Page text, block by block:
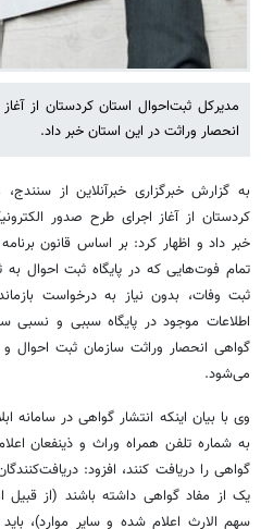
مدیرکل ثبت‌احوال استان کردستان از
انحصار وراثت در این استان خبر داد.
به گزارش خبرگزاری خبرآنلاین از
کردستان از آغاز اجرای طرح صدور
خبر داد و اظهار کرد: بر اساس قانون
ثبت وفات، بدون نیاز به درخواست
اطلاعات موجود در پایگاه سببی و نسبی
گواهی انحصار وراثت سازمان ثبت احوال
می‌شود.
وی با بیان اینکه انتشار گواهی در سامانه
به شماره تلفن همراه وراث و ذینفعان
گواهی را دریافت کنند، افزود:
یک از مفاد گواهی داشته باشند (از
سهم الارث اعلام شده و سایر موارد)،